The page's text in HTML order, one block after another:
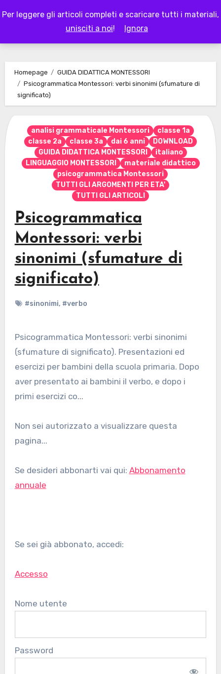
Per leggere gli articoli completi e scaricare tutti i materiali,
unisciti a noi! Ignora
to
LAPAPPADOLCE
Homepage
GUIDA DIDATTICA MONTESSORI
Psicogrammatica Montessori: verbi sinonimi (sfumature di
significato)
analisi grammaticale Montessori
classe 1a
classe 2a
classe 3a dai 6 anni
DOWNLOAD
GUIDA DIDATTICA MONTESSORI
italiano
LINGUAGGIO MONTESSORI
materiale didattico
psicogrammatica Montessori
TUTTI GLI ARGOMENTI PER ETA'
TUTTI GLI ARTICOLI
Psicogrammatica
Montessori: verbi
sinonimi (sfumature di
significato)
#sinonimi, #verbo
Psicogrammatica Montessori: verbi sinonimi
(sfumature di significato). Presentazioni ed
esercizi per bambini della scuola primaria. Dopo
aver presentato ai bambini il verbo, e dopo i
primi esercizi co...
Non sei autorizzato a visualizzare questa
pagina...
Se desideri abbonarti vai qui: Abbonamento
annuale
Se sei già abbonato, accedi:
Accesso
Nome utente
Password